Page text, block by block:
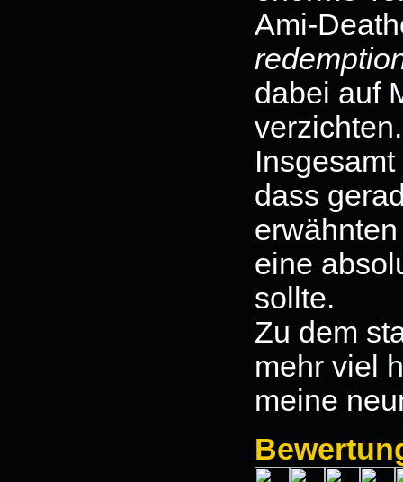
Ami-
dabei auf
verzichten.
dass
eine
sollte.
Zu dem
mehr viel
meine